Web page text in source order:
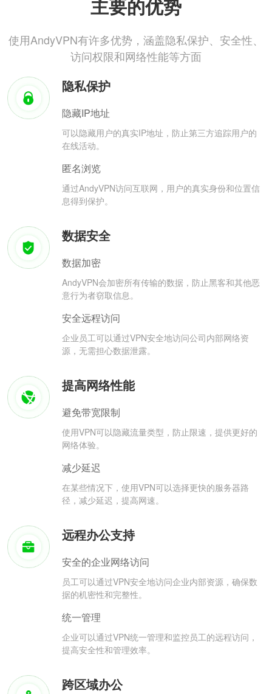
主要的优势
使用AndyVPN有许多优势，涵盖隐私保护、安全性、
访问权限和网络性能等方面
隐私保护
隐藏IP地址
可以隐藏用户的真实IP地址，防止第三方追踪用户的
在线活动。
匿名浏览
通过AndyVPN访问互联网，用户的真实身份和位置信
息得到保护。
数据安全
数据加密
AndyVPN会加密所有传输的数据，防止黑客和其他恶
意行为者窃取信息。
安全远程访问
企业员工可以通过VPN安全地访问公司内部网络资
源，无需担心数据泄露。
提高网络性能
避免带宽限制
使用VPN可以隐藏流量类型，防止限速，提供更好的
网络体验。
减少延迟
在某些情况下，使用VPN可以选择更快的服务器路
径，减少延迟，提高网速。
远程办公支持
安全的企业网络访问
员工可以通过VPN安全地访问企业内部资源，确保数
据的机密性和完整性。
统一管理
企业可以通过VPN统一管理和监控员工的远程访问，
提高安全性和管理效率。
跨区域办公